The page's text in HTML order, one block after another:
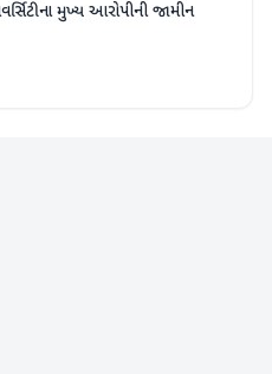
મુખ્ય આરોપીની જામીન